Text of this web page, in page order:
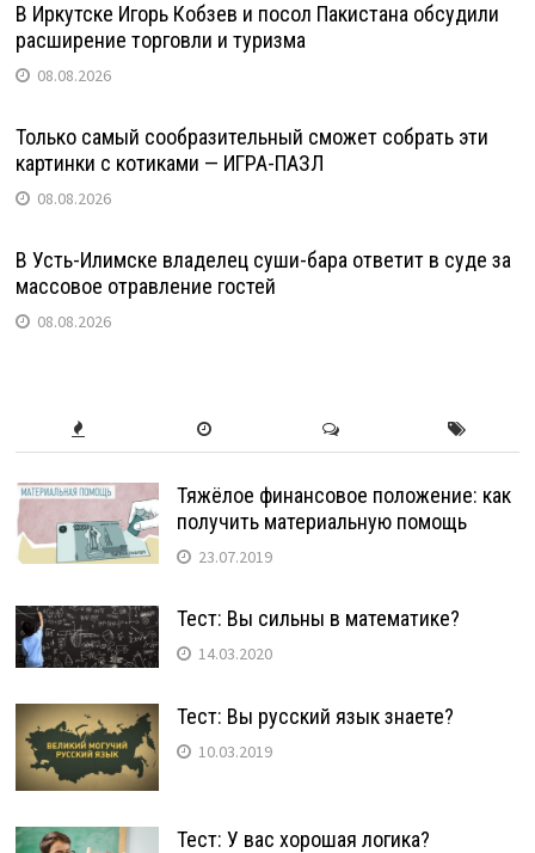
В Иркутске Игорь Кобзев и посол Пакистана обсудили
расширение торговли и туризма
08.08.2026
Только самый сообразительный сможет собрать эти
картинки с котиками — ИГРА-ПАЗЛ
08.08.2026
В Усть-Илимске владелец суши-бара ответит в суде за
массовое отравление гостей
08.08.2026
Тяжёлое финансовое положение: как
получить материальную помощь
23.07.2019
Тест: Вы сильны в математике?
14.03.2020
Тест: Вы русский язык знаете?
10.03.2019
Тест: У вас хорошая логика?